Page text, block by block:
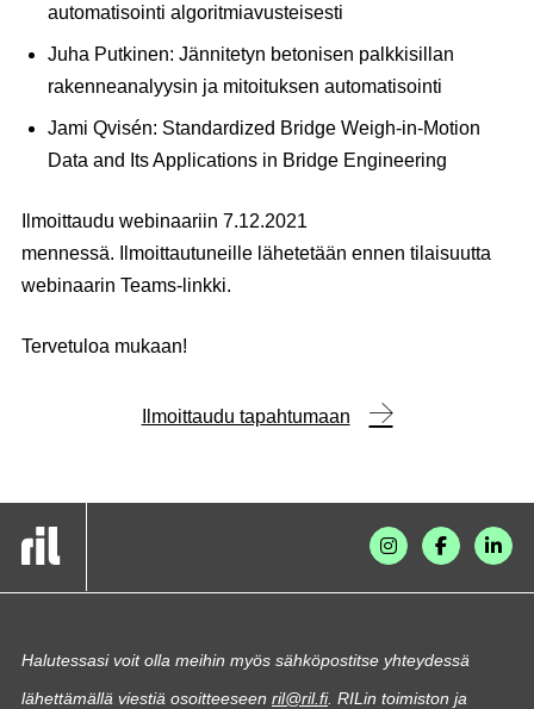
automatisointi algoritmiavusteisesti
Juha Putkinen:Jännitetyn betonisen palkkisillan
rakenneanalyysin ja mitoituksen automatisointi
Jami Qvisén: Standardized Bridge Weigh-in-Motion
Data and Its Applications in Bridge Engineering
Ilmoittaudu webinaariin 7.12.2021
mennessä. Ilmoittautuneille lähetetään ennen tilaisuutta
webinaarin Teams-linkki.
Tervetuloa mukaan!
Ilmoittaudu tapahtumaan
Halutessasi voit olla meihin myös sähköpostitse yhteydessä
lähettämällä viestiä osoitteeseen ril@ril.fi. RILin toimiston ja